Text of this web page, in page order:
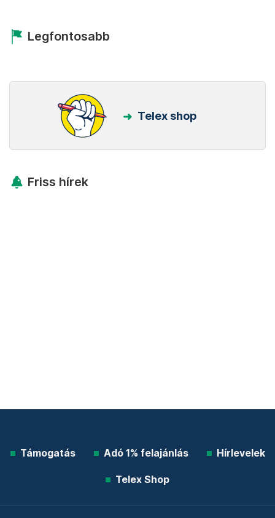
Legfontosabb
Telex shop
Friss hírek
Támogatás Adó 1% felajánlás Hírlevelek
Telex Shop